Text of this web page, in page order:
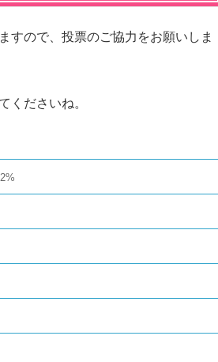
すので、投票のご協力をお願いしま
くださいね。